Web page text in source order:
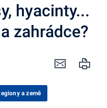
hyacinty...
zahrádce?
a země